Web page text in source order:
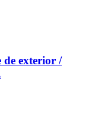
de exterior /